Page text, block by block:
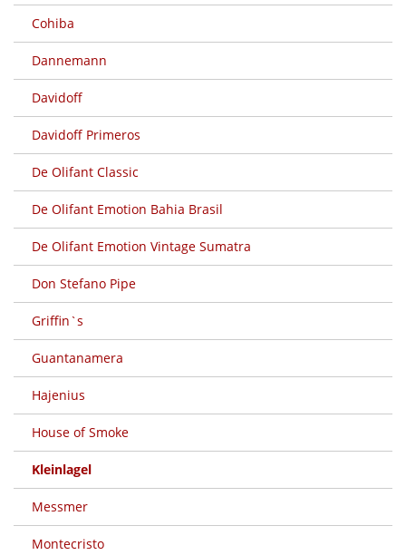
Cohiba
Dannemann
Davidoff
Davidoff Primeros
De Olifant Classic
De Olifant Emotion Bahia Brasil
De Olifant Emotion Vintage Sumatra
Don Stefano Pipe
Griffin`s
Guantanamera
Hajenius
House of Smoke
Kleinlagel
Messmer
Montecristo